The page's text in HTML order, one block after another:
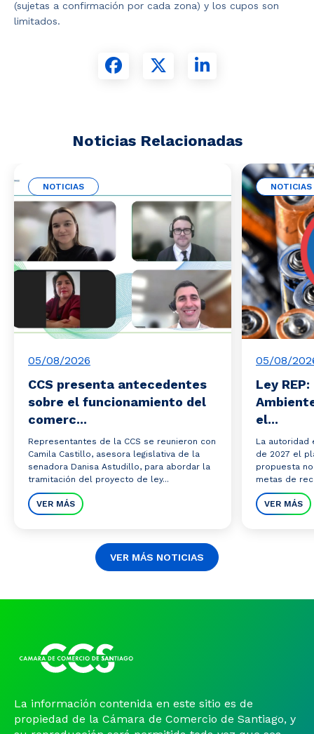
(sujetas a confirmación por cada zona) y los cupos son
limitados.
Noticias Relacionadas
NOTICIAS
05/08/2026
CCS presenta antecedentes
sobre el funcionamiento del
comerc...
Representantes de la CCS se reunieron con
Camila Castillo, asesora legislativa de la
senadora Danisa Astudillo, para abordar la
tramitación del proyecto de ley...
VER MÁS
NOTICIAS
05/08/
Ley
el...
La autoridad
de 2027 el
propuesta
metas de
VER MÁS
VER MÁS NOTICIAS
La información contenida en este sitio es de
propiedad de la Cámara de Comercio de Santiago, y